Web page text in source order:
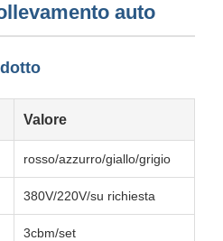
auto
Valore
rosso/azzurro/giallo/grigio
380V/220V/su richiesta
3cbm/set